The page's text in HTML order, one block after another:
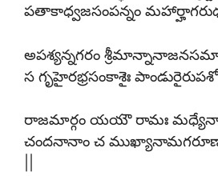
పతాకాధ్వజసంపన్నం
అపశ్యన్నగరం
స గృహైరభ్రసంకాశైః
రాజమార్గం యయౌ రామః
చందనానాం చ